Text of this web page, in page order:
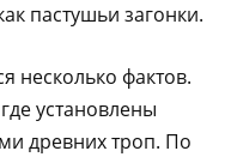
пастушьи загонки.
несколько фактов.
установлены
древних троп. По